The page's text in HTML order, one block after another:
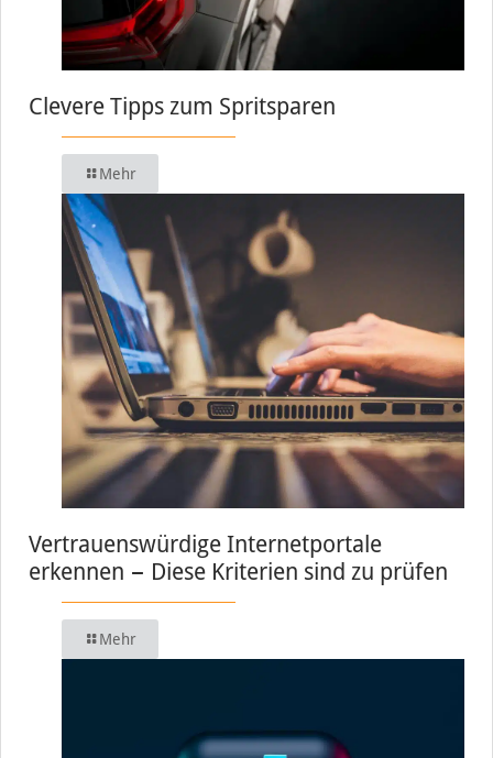
Clevere Tipps zum Spritsparen
Mehr
Vertrauenswürdige Internetportale
erkennen − Diese Kriterien sind zu prüfen
Mehr